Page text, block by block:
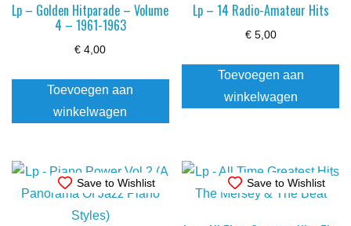
Lp – Golden Hitparade – Volume
4 – 1961-1963
€ 4,00
Toevoegen aan
winkelwagen
Lp – 14 Radio-Amateur Hits
€5,00
Toevoegen aan
winkelwagen
Save to Wishlist Save to Wishlist